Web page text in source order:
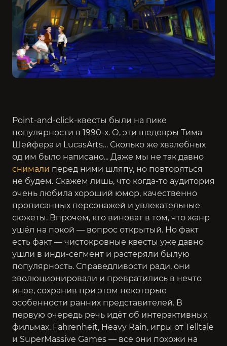
Point-and-click-квесты были на пике
популярности в 1990-х. О, эти шедевры Тима
Шейфера и LucasArts… Сколько же хвалебных
од им было написано... Даже мы не так давно
снимали перед ними шляпу, но повторяться
не будем. Скажем лишь, что когда-то аудитория
очень любила хороший юмор, качественно
прописанных персонажей и увлекательные
сюжеты. Впрочем, кто виноват в том, что жанр
ушёл на покой — вопрос открытый. Но факт
есть факт — чистокровные квесты уже давно
ушли в инди-сегмент и растеряли былую
популярность. Справедливости ради, они
эволюционировали и превратились в нечто
иное, сохранив при этом некоторые
особенности ранних представителей. В
первую очередь речь идёт об интерактивных
фильмах. Fahrenheit, Heavy Rain, игры от Telltale
и SuperMassive Games — все они похожи на